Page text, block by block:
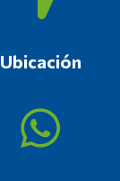
Ubicación